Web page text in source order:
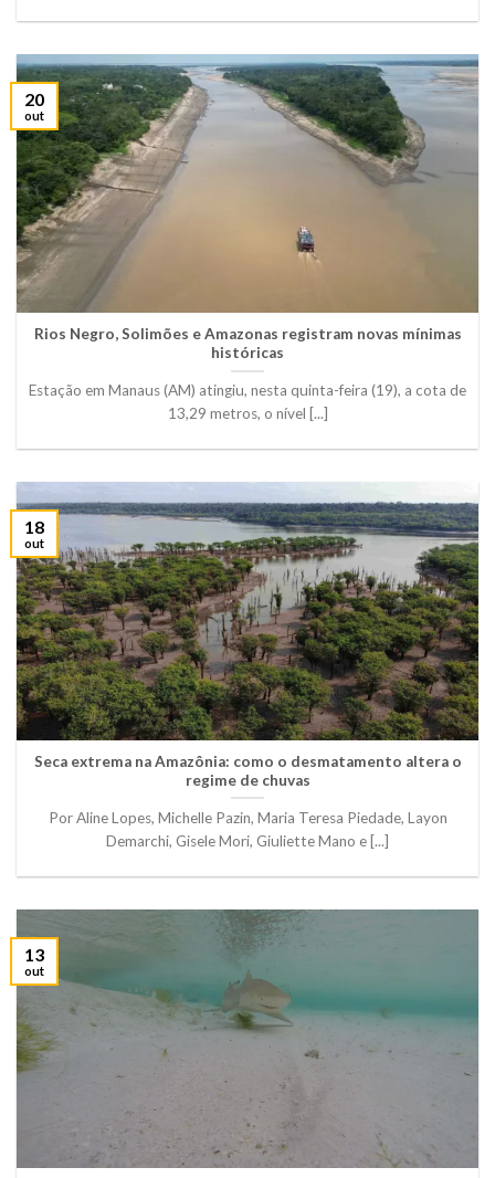
Rios Negro, Solimões e Amazonas registram novas mínimas
históricas
Estação em Manaus (AM) atingiu, nesta quinta-feira (19), a cota de
13,29 metros, o nível [...]
20
out
Seca extrema na Amazônia: como o desmatamento altera o
regime de chuvas
Por Aline Lopes, Michelle Pazin, Maria Teresa Piedade, Layon
Demarchi, Gisele Mori, Giuliette Mano e [...]
18
out
13
out